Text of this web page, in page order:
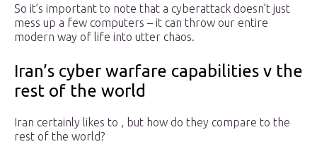
So it’s important to note that a cyberattack doesn’t just
mess up a few computers – it can throw our entire
modern way of life into utter chaos.
Iran’s cyber warfare capabilities v the
rest of the world
Iran certainly likes to , but how do they compare to the
rest of the world?